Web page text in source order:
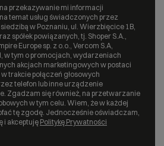
przekazywanie mi informacji
temat usług świadczonych przez
siedzibą w Poznaniu, ul. Wierzbięcice 1B,
spółek powiązanych, tj. Shoper S.A.,
Europe sp. z o.o., Vercom S.A,
w tym o promocjach, wydarzeniach
akcjach marketingowych w postaci
trakcie połączeń głosowych
telefon lub inne urządzenie
Zgadzam się również, na przetwarzanie
w tym celu. Wiem, że w każdej
tę zgodę. Jednocześnie oświadczam,
i akceptuję Politykę Prywatności